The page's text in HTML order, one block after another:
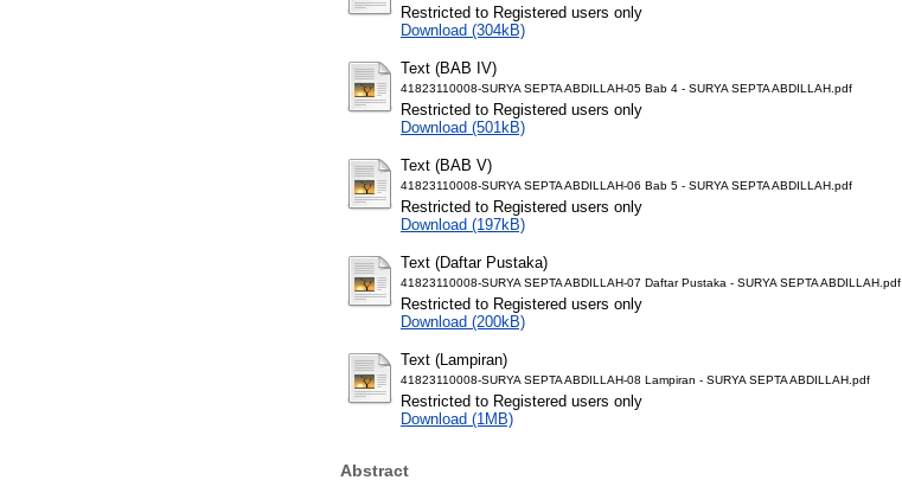
Restricted to Registered users only
Download (304kB)
Text (BAB IV)
41823110008-SURYA SEPTA ABDILLAH-05 Bab 4 - SURYA SEPTA ABDILLAH.pdf
Restricted to Registered users only
Download (501kB)
Text (BAB V)
41823110008-SURYA SEPTA ABDILLAH-06 Bab 5 - SURYA SEPTA ABDILLAH.pdf
Restricted to Registered users only
Download (197kB)
Text (Daftar Pustaka)
41823110008-SURYA SEPTA ABDILLAH-07 Daftar Pustaka - SURYA SEPTA ABDILLAH.pdf
Restricted to Registered users only
Download (200kB)
Text (Lampiran)
41823110008-SURYA SEPTA ABDILLAH-08 Lampiran - SURYA SEPTA ABDILLAH.pdf
Restricted to Registered users only
Download (1MB)
Abstract